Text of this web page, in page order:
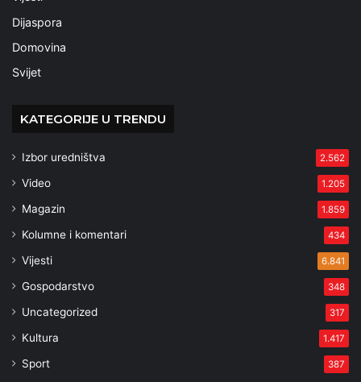
Dijaspora
Domovina
Svijet
KATEGORIJE U TRENDU
Izbor uredništva 2.562
Video 1.205
Magazin 1.859
Kolumne i komentari 434
Vijesti 6.841
Gospodarstvo 348
Uncategorized 317
Kultura 1.417
Sport 387